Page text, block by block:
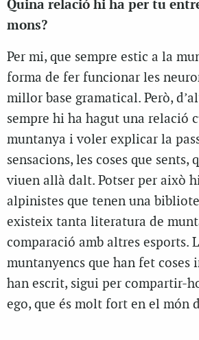
Quina relació hi ha per tu
mons?
Per mi, que sempre estic a la
forma de fer funcionar les
millor base gramatical. Però,
sempre hi ha hagut una relació
muntanya i voler explicar la
sensacions, les coses que sents,
viuen allà dalt. Potser per això
alpinistes que tenen una
existeix tanta literatura de
comparació amb altres esports.
muntanyencs que han fet coses
han escrit, sigui per compartir-
ego, que és molt fort en el món